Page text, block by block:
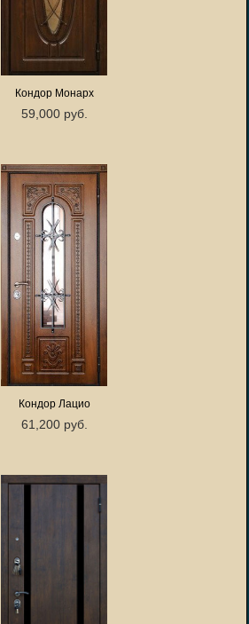
Кондор Монарх
59,000 руб.
Кондор Лацио
61,200 руб.